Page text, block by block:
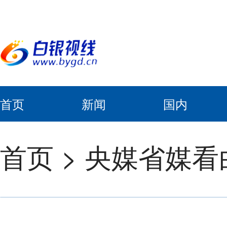
首页 新闻 国内
首页 > 央媒省媒